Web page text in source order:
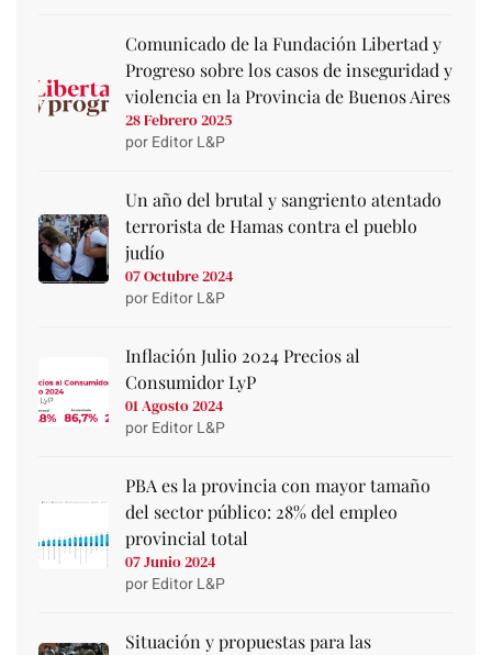
Comunicado de la Fundación Libertad y
Progreso sobre los casos de inseguridad y
violencia en la Provincia de Buenos Aires
28 Febrero 2025
por Editor L&P
Un año del brutal y sangriento atentado
terrorista de Hamas contra el pueblo
judío
07 Octubre 2024
por Editor L&P
Inflación Julio 2024 Precios al
Consumidor LyP
01 Agosto 2024
por Editor L&P
PBA es la provincia con mayor tamaño
del sector público: 28% del empleo
provincial total
07 Junio 2024
por Editor L&P
Situación y propuestas para las